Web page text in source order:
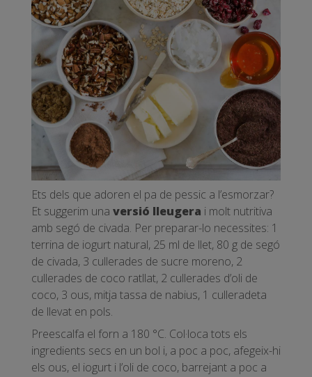
Ets dels que adoren el pa de pessic a l’esmorzar?
Et suggerim una versió lleugera i molt nutritiva
amb segó de civada. Per preparar-lo necessites: 1
terrina de iogurt natural, 25 ml de llet, 80 g de segó
de civada, 3 cullerades de sucre moreno, 2
cullerades de coco ratllat, 2 cullerades d’oli de
coco, 3 ous, mitja tassa de nabius, 1 culleradeta
de llevat en pols.
Preescalfa el forn a 180 °C. Col·loca tots els
ingredients secs en un bol i, a poc a poc, afegeix-hi
els ous, el iogurt i l’oli de coco, barrejant a poc a